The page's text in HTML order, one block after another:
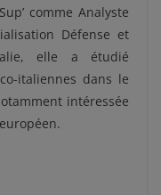
comme Analyste
Défense et
elle a étudié
italiennes dans le
intéressée